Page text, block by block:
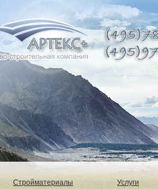
Стройматериалы Услуги